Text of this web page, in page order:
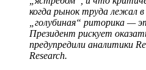
когда рынок труда лежал
„голубиная“ риторика —
Президент рискует
предупредили аналитики
Research.